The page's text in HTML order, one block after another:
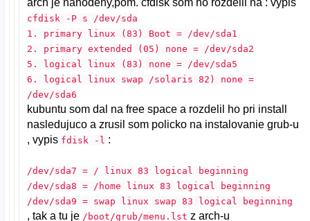
cfdisk -P s /dev/sda
1. primary linux (83) Boot = /dev/sda1
2. primary extended (05) none = /dev/sda2
5. logical linux (83) none = /dev/sda5
6. logical linux swap /solaris 82) none =
/dev/sda6
kubuntu som dal na free space a rozdelil ho pri install
nasledujuco a zrusil som policko na instalovanie grub-u
, vypis fdisk -l :
/dev/sda7 = / linux 83 logical beginning
/dev/sda8 = /home linux 83 logical beginning
/dev/sda9 = swap linux swap 83 logical beginning
, tak a tu je /boot/grub/menu.lst z arch-u